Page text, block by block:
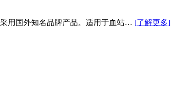
用国外知名品牌产品。适用于血站… [了解更多]